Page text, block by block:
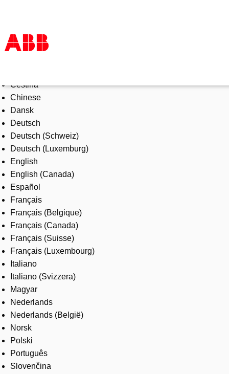
Products & Solutions
Industries
Services
About us
Where to buy
Contact us
Careers
Čeština
Chinese
Dansk
Deutsch
Deutsch (Schweiz)
Deutsch (Luxemburg)
English
English (Canada)
Español
Français
Français (Belgique)
Français (Canada)
Français (Suisse)
Français (Luxembourg)
Italiano
Italiano (Svizzera)
Magyar
Nederlands
Nederlands (België)
Norsk
Polski
Português
Slovenčina